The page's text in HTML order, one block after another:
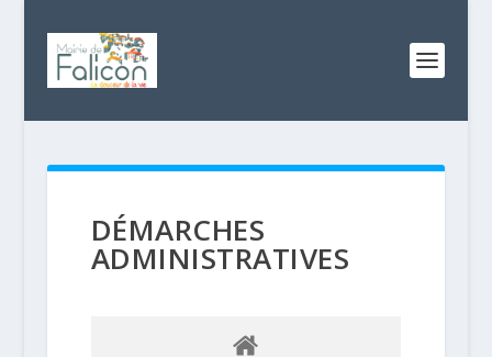
DÉMARCHES
ADMINISTRATIVES